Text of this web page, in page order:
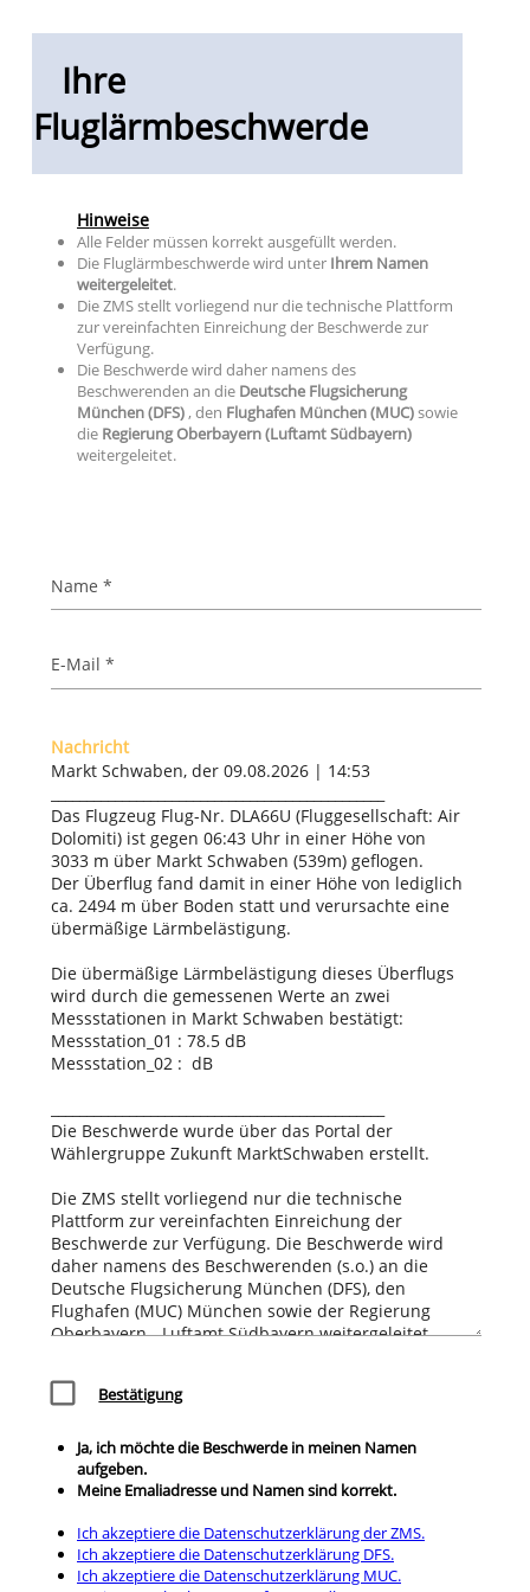
Ihre
Fluglärmbeschwerde
Hinweise
Alle Felder müssen korrekt ausgefüllt werden.
Die Fluglärmbeschwerde wird unter Ihrem Namen
weitergeleitet.
Die ZMS stellt vorliegend nur die technische Plattform
zur vereinfachten Einreichung der Beschwerde zur
Verfügung.
Die Beschwerde wird daher namens des
Beschwerenden an die Deutsche Flugsicherung
München (DFS), den Flughafen München (MUC)sowie
die Regierung Oberbayern (Luftamt Südbayern)
weitergeleitet.
Name *
E-Mail *
Nachricht
check_box_outline_blank Bestätigung
Ja, ich möchte die Beschwerde in meinen Namen
aufgeben.
Meine Emaliadresse und Namen sind korrekt.
Ich akzeptiere die Datenschutzerklärung der ZMS.
Ich akzeptiere die Datenschutzerklärung DFS.
Ich akzeptiere die Datenschutzerklärung MUC.